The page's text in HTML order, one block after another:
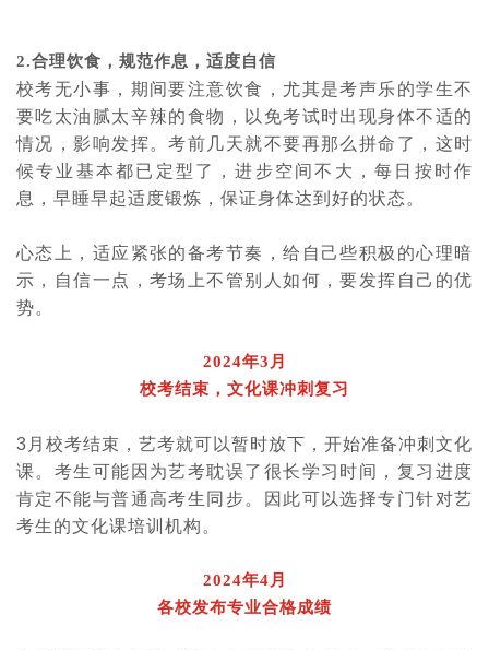
2.合理饮食，规范作息，适度自信
校考无小事，期间要注意饮食，尤其是考声乐的学生不
要吃太油腻太辛辣的食物，以免考试时出现身体不适的
情况，影响发挥。考前几天就不要再那么拼命了，这时
候专业基本都已定型了，进步空间不大，每日按时作
息，早睡早起适度锻炼，保证身体达到好的状态。
心态上，适应紧张的备考节奏，给自己些积极的心理暗
示，自信一点，考场上不管别人如何，要发挥自己的优
势。
2024年3月
校考结束，文化课冲刺复习
3月校考结束，艺考就可以暂时放下，开始准备冲刺文化
课。考生可能因为艺考耽误了很长学习时间，复习进度
肯定不能与普通高考生同步。因此可以选择专门针对艺
考生的文化课培训机构。
2024年4月
各校发布专业合格成绩